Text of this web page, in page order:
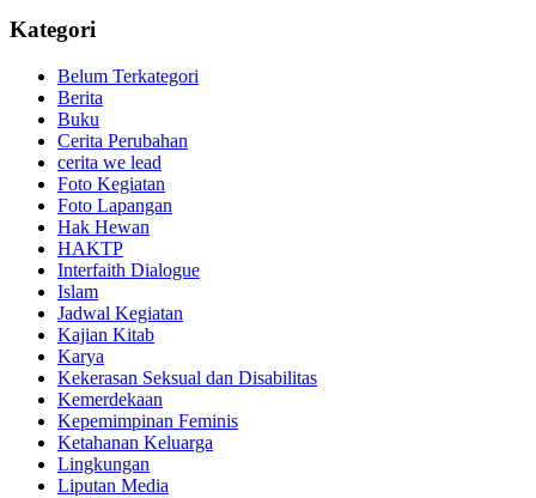
Kategori
Belum Terkategori
Berita
Buku
Cerita Perubahan
cerita we lead
Foto Kegiatan
Foto Lapangan
Hak Hewan
HAKTP
Interfaith Dialogue
Islam
Jadwal Kegiatan
Kajian Kitab
Karya
Kekerasan Seksual dan Disabilitas
Kemerdekaan
Kepemimpinan Feminis
Ketahanan Keluarga
Lingkungan
Liputan Media